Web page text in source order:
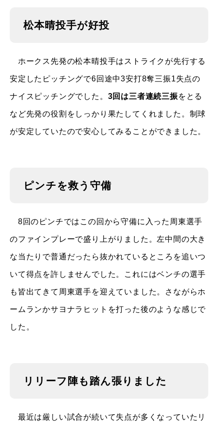
松本晴投手が好投
ホークス先発の松本晴投手はストライクが先行する
安定したピッチングで6回途中3安打8奪三振1失点の
ナイスピッチングでした。 3回は三者連続三振をとる
など先発の役割をしっかり果たしてくれました。制球
が安定していたので安心してみることができました。
ピンチを救う守備
8回のピンチではこの回から守備に入った周東選手
のファインプレーで盛り上がりました。左中間の大き
な当たりで普通だったら抜かれているところを追いつ
いて得点を許しませんでした。これにはベンチの選手
も皆出てきて周東選手を迎えていました。さながらホ
ームランかサヨナラヒットを打った後のような感じで
した。
リリーフ陣も踏ん張りました
最近は厳しい試合が続いて失点が多くなっていたリ